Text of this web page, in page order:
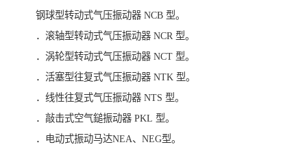
钢球型转动式气压振动器 NCB 型。
．滚轴型转动式气压振动器 NCR 型。
．涡轮型转动式气压振动器 NCT 型。
．活塞型往复式气压振动器 NTK 型。
．线性往复式气压振动器 NTS 型。
．敲击式空气鎚振动器 PKL 型。
．电动式振动马达NEA、NEG型。